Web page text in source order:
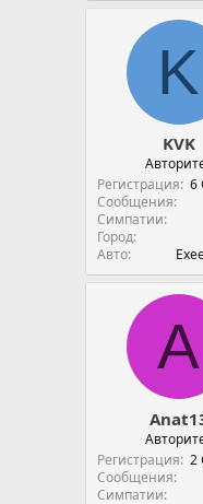
K
KVK
Регистрация 6
Сообщения
Симпатии
Город
Авто
A
Регистрация 2
Сообщения
Симпатии